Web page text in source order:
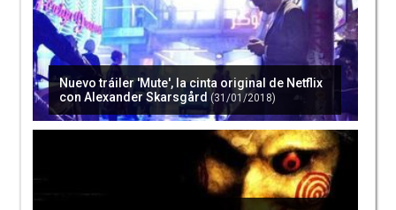
Nuevo tráiler 'Mute', la cinta original de Netflix
con Alexander Skarsgård (31/01/2018)